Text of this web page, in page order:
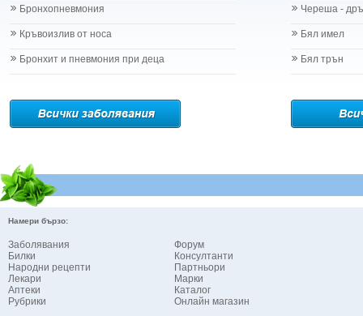
Бронхопневмония
Кръвоизлив от носа
Бронхит и пневмония при деца
Череша -
Бял имел
Бял трън
Намери бързо:
Заболявания
Билки
Народни рецепти
Лекари
Аптеки
Рубрики
Форум
Консултанти
Партньори
Марки
Каталог
Онлайн магазин